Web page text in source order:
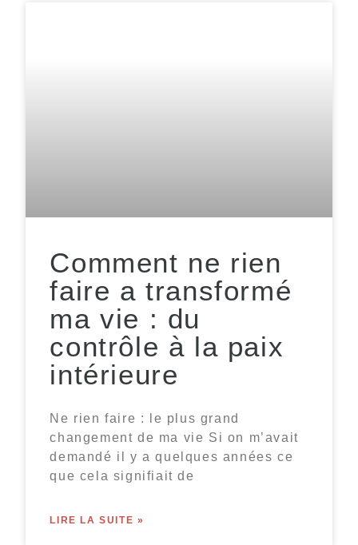
Comment ne rien
faire a transformé
ma vie : du
contrôle à la paix
intérieure
Ne rien faire : le plus grand
changement de ma vie Si on m’avait
demandé il y a quelques années ce
que cela signifiait de
LIRE LA SUITE »